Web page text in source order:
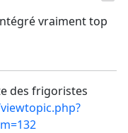
vraiment top
des frigoristes